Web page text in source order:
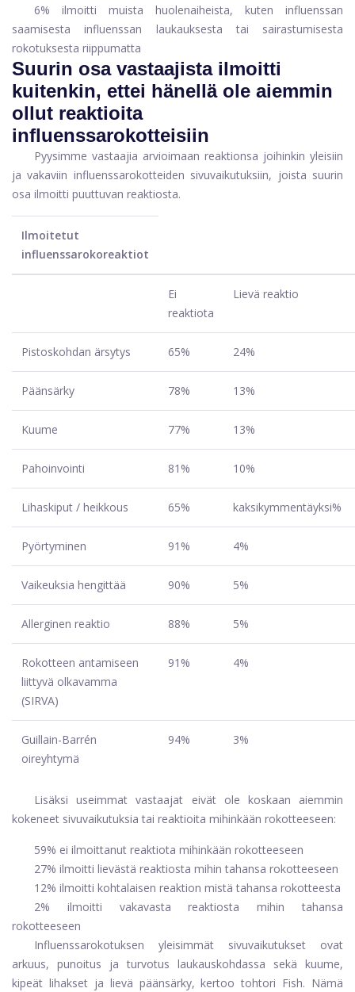
6% ilmoitti muista huolenaiheista, kuten influenssan
saamisesta influenssan laukauksesta tai sairastumisesta
rokotuksesta riippumatta
Suurin osa vastaajista ilmoitti
kuitenkin, ettei hänellä ole aiemmin
ollut reaktioita
influenssarokotteisiin
Pyysimme vastaajia arvioimaan reaktionsa joihinkin yleisiin
ja vakaviin influenssarokotteiden sivuvaikutuksiin, joista suurin
osa ilmoitti puuttuvan reaktiosta.
Ilmoitetut
influenssarokoreaktiot
Ei
reaktiota
Lievä reaktio
Pistoskohdan ärsytys 65% 24%
Päänsärky 78% 13%
Kuume 77% 13%
Pahoinvointi 81% 10%
Lihaskiput / heikkous 65% kaksikymmentäyksi%
Pyörtyminen 91% 4%
Vaikeuksia hengittää 90% 5%
Allerginen reaktio 88% 5%
Rokotteen antamiseen
liittyvä olkavamma
(SIRVA)
91% 4%
Guillain-Barrén
oireyhtymä
94% 3%
Lisäksi useimmat vastaajat eivät ole koskaan aiemmin
kokeneet sivuvaikutuksia tai reaktioita mihinkään rokotteeseen:
59% ei ilmoittanut reaktiota mihinkään rokotteeseen
27% ilmoitti lievästä reaktiosta mihin tahansa rokotteeseen
12% ilmoitti kohtalaisen reaktion mistä tahansa rokotteesta
2% ilmoitti vakavasta reaktiosta mihin tahansa
rokotteeseen
Influenssarokotuksen yleisimmät sivuvaikutukset ovat
arkuus, punoitus ja turvotus laukauskohdassa sekä kuume,
kipeät lihakset ja lievä päänsärky, kertoo tohtori Fish. Nämä